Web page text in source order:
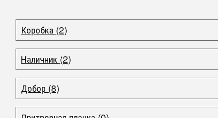
Коробка (2)
Наличник (2)
Добор (8)